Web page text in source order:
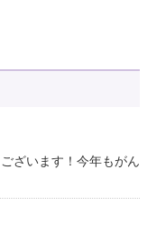
ざいます！今年もがん